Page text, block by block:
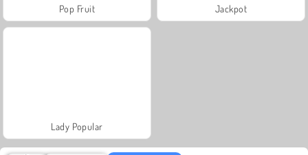
Pop Fruit Jackpot
Lady Popular